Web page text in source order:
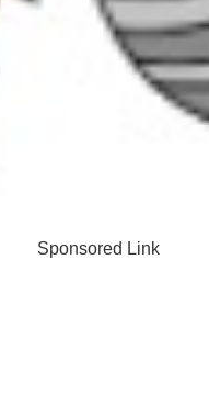
Sponsored Link